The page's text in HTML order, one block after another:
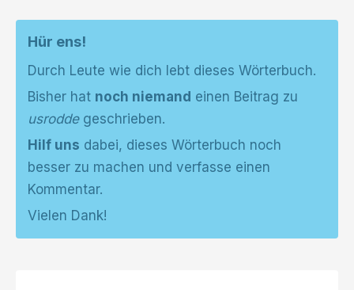
Hür ens!
Durch Leute wie dich lebt dieses Wörterbuch.
Bisher hat noch niemand einen Beitrag zu
usroddegeschrieben.
Hilf uns dabei, dieses Wörterbuch noch
besser zu machen und verfasse einen
Kommentar.
Vielen Dank!